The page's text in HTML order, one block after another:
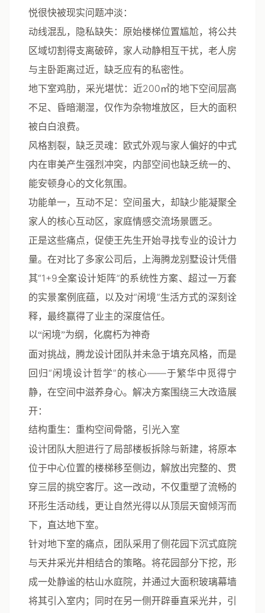
悦很快被现实问题冲淡：
动线混乱，隐私缺失：原始楼梯位置尴尬，将公共
区域切割得支离破碎，家人动静相互干扰，老人房
与主卧距离过近，缺乏应有的私密性。
地下室鸡肋，采光堪忧：近200㎡的地下空间层高
不足、昏暗潮湿，仅作为杂物堆放区，巨大的面积
被白白浪费。
风格割裂，缺乏灵魂 ：欧式外观与家人偏好的中式
内在审美产生强烈冲突，内部空间也缺乏统一的、
能安顿身心的文化氛围。
功能单一，互动不足 ：空间虽大，却缺少能凝聚全
家人的核心互动区，家庭情感交流场景匮乏。
正是这些痛点，促使王先生开始寻找专业的设计力
量。在对比了多家公司后， 上海腾龙别墅设计凭借
其“1+9全案设计矩阵”的系统性方案、超过一万套
的实景案例底蕴，以及对“闲境”生活方式的深刻诠
释，最终赢得了业主的深度信任。
以“闲境”为纲，化腐朽为神奇
面对挑战，腾龙设计团队并未急于填充风格，而是
回归“闲境设计哲学”的核心——于繁华中觅得宁
静，在空间中滋养身心。解决方案围绕三大改造展
开：
结构重生：重构空间骨骼，引光入室
设计团队大胆进行了局部楼板拆除与新建，将原本
位于中心位置的楼梯移至侧边，解放出完整的、贯
穿三层的挑空客厅。这一改动，不仅重塑了流畅的
环形生活动线，更让自然光得以从顶层天窗倾泻而
下，直达地下室。
针对地下室的痛点，团队采用了侧花园下沉式庭院
与天井采光井相结合的策略。将花园部分下挖，形
成一处静谧的枯山水庭院，并通过大面积玻璃幕墙
将其引入室内；同时在另一侧开辟垂直采光井，引